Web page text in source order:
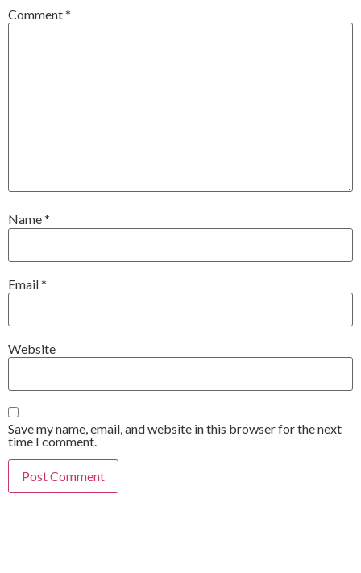
Comment*
Name*
Email*
Website
Save my name, email, and website in this browser for the next
time I comment.